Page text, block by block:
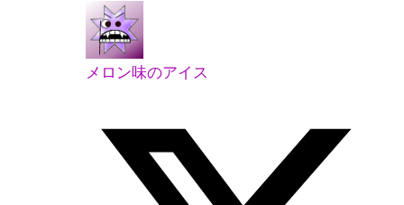
メロン味のアイス